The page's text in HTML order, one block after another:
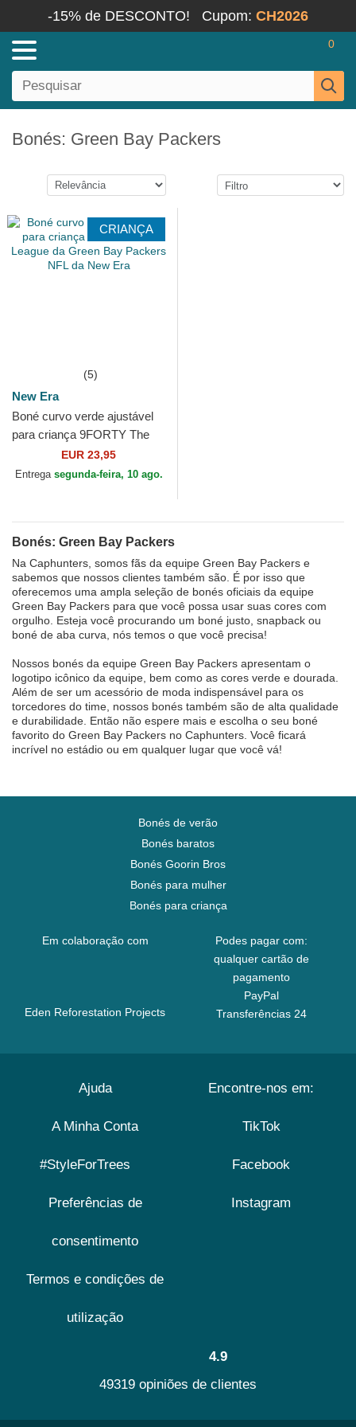
-15% de DESCONTO! Cupom: CH2026
0
Bonés: Green Bay Packers
CRIANÇA
(5)
New Era
Boné curvo verde ajustável
para criança 9FORTY The
League da Green Bay
Packers NFL da New Era
EUR 23,95
Entrega segunda-feira, 10 ago.
Bonés: Green Bay Packers
Na Caphunters, somos fãs da equipe Green Bay Packers e
sabemos que nossos clientes também são. É por isso que
oferecemos uma ampla seleção de bonés oficiais da equipe
Green Bay Packers para que você possa usar suas cores com
orgulho. Esteja você procurando um boné justo, snapback ou
boné de aba curva, nós temos o que você precisa!
Nossos bonés da equipe Green Bay Packers apresentam o
logotipo icônico da equipe, bem como as cores verde e dourada.
Além de ser um acessório de moda indispensável para os
torcedores do time, nossos bonés também são de alta qualidade
e durabilidade. Então não espere mais e escolha o seu boné
favorito do Green Bay Packers no Caphunters. Você ficará
incrível no estádio ou em qualquer lugar que você vá!
Bonés de verão
Bonés baratos
Bonés Goorin Bros
Bonés para mulher
Bonés para criança
Em colaboração com
Eden Reforestation Projects
Podes pagar com:
qualquer cartão de
pagamento
PayPal
Transferências 24
Ajuda
A Minha Conta
#StyleForTrees
Preferências de
consentimento
Termos e condições de
utilização
Encontre-nos em:
TikTok
Facebook
Instagram
4.9
49319 opiniões de clientes